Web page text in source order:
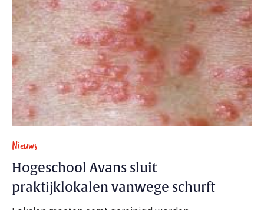
Nieuws
Hogeschool Avans sluit
praktijklokalen vanwege schurft